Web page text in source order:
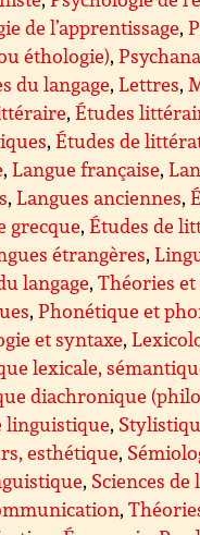
de l’apprentissage,
éthologie),
du langage,Lettres,
,Études
,Études de
,Langue française,
,Langues anciennes,
grecque,Études de
étrangères,
langage,Théories et
,Phonétique et
et syntaxe,
lexicale,
diachronique
linguistique,
esthétique,
, Sciences
,